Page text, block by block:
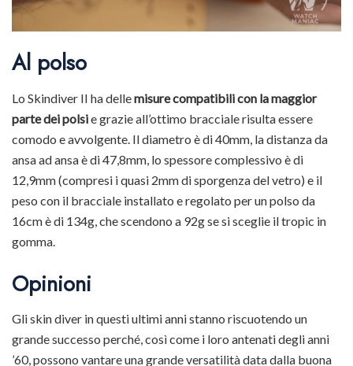
Al polso
Lo Skindiver II ha dellemisure compatibili con la maggior
parte dei polsie grazie all’ottimo bracciale risulta essere
comodo e avvolgente. Il diametro è di 40mm, la distanza da
ansa ad ansa è di 47,8mm, lo spessore complessivo è di
12,9mm (compresi i quasi 2mm di sporgenza del vetro) e il
peso con il bracciale installato e regolato per un polso da
16cm è di 134g, che scendono a 92g se si sceglie il tropic in
gomma.
Opinioni
Gli skin diver in questi ultimi anni stanno riscuotendo un
grande successo perché, così come i loro antenati degli anni
’60, possono vantare una grande versatilità data dalla buona